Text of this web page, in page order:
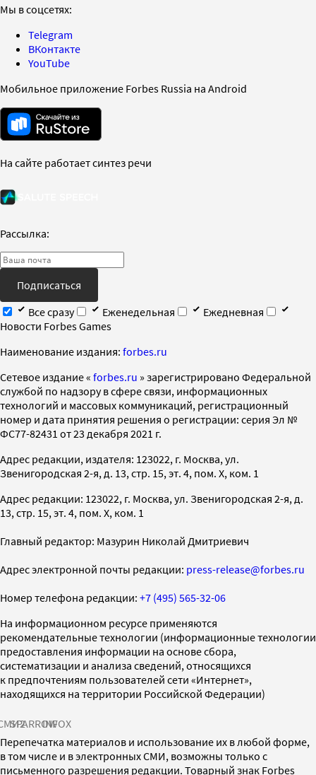
Мы в соцсетях:
Telegram
ВКонтакте
YouTube
Мобильное приложение Forbes Russia на Android
На сайте работает синтез речи
Рассылка:
Подписаться
Все сразу
Еженедельная
Ежедневная
Новости Forbes Games
Наименование издания: forbes.ru
Cетевое издание « forbes.ru » зарегистрировано Федеральной
службой по надзору в сфере связи, информационных
технологий и массовых коммуникаций, регистрационный
номер и дата принятия решения о регистрации: серия Эл №
ФС77-82431 от 23 декабря 2021 г.
Адрес редакции, издателя: 123022, г. Москва, ул.
Звенигородская 2-я, д. 13, стр. 15, эт. 4, пом. X, ком. 1
Адрес редакции: 123022, г. Москва, ул. Звенигородская 2-я, д.
13, стр. 15, эт. 4, пом. X, ком. 1
Главный редактор: Мазурин Николай Дмитриевич
Адрес электронной почты редакции: press-release@forbes.ru
Номер телефона редакции: +7 (495) 565-32-06
На информационном ресурсе применяются
рекомендательные технологии (информационные технологии
предоставления информации на основе сбора,
систематизации и анализа сведений, относящихся
к предпочтениям пользователей сети «Интернет»,
находящихся на территории Российской Федерации)
SPARROWINFOX
Перепечатка материалов и использование их в любой форме,
в том числе и в электронных СМИ, возможны только с
письменного разрешения редакции. Товарный знак Forbes